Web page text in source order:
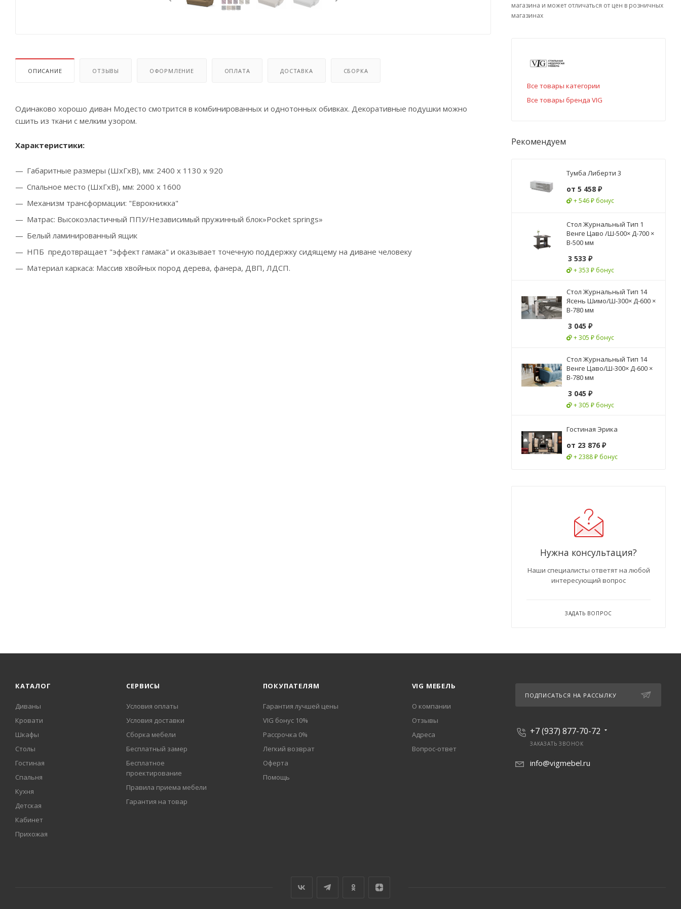
ОПИСАНИЕ ОТЗЫВЫ ОФОРМЛЕНИЕ ОПЛАТА ДОСТАВКА СБОРКА
Одинаково хорошо диван Модесто смотрится в комбинированных и однотонных обивках. Декоративные подушки можно
сшить из ткани с мелким узором.
Характеристики:
Габаритные размеры (ШхГхВ), мм: 2400 х 1130 х 920
Спальное место (ШхГхВ), мм: 2000 х 1600
Механизм трансформации: "Еврокнижка"
Матрас: Высокоэластичный ППУ/Независимый пружинный блок»Pocket springs»
Белый ламинированный ящик
НПБ предотвращает "эффект гамака" и оказывает точечную поддержку сидящему на диване человеку
Материал каркаса: Массив хвойных пород дерева, фанера, ДВП, ЛДСП.
магазина и может отличаться от цен в розничных
магазинах
Все товары категории
Все товары бренда VIG
Рекомендуем
Тумба Либерти 3
от 5 458 ₽
+ 546 ₽ бонус
Стол Журнальный Тип 1
Венге Цаво /Ш-500× Д-700 ×
В-500 мм
3 533 ₽
+ 353 ₽ бонус
Стол Журнальный Тип 14
Ясень Шимо/Ш-300× Д-600 ×
В-780 мм
3 045 ₽
+ 305 ₽ бонус
Стол Журнальный Тип 14
Венге Цаво/Ш-300× Д-600 ×
В-780 мм
3 045 ₽
+ 305 ₽ бонус
Гостиная Эрика
от 23 876 ₽
+ 2388 ₽ бонус
Нужна консультация?
Наши специалисты ответят на любой
интересующий вопрос
ЗАДАТЬ ВОПРОС
КАТАЛОГ
Диваны
Кровати
Шкафы
Столы
Гостиная
Спальня
Кухня
Детская
Кабинет
Прихожая
СЕРВИСЫ
Условия оплаты
Условия доставки
Сборка мебели
Бесплатный замер
Бесплатное
проектирование
Правила приема мебели
Гарантия на товар
ПОКУПАТЕЛЯМ
Гарантия лучшей цены
VIG бонус 10%
Рассрочка 0%
Легкий возврат
Оферта
Помощь
VIG МЕБЕЛЬ
О компании
Отзывы
Адреса
Вопрос-ответ
ПОДПИСАТЬСЯ НА РАССЫЛКУ
+7 (937) 877-70-72
ЗАКАЗАТЬ ЗВОНОК
info@vigmebel.ru